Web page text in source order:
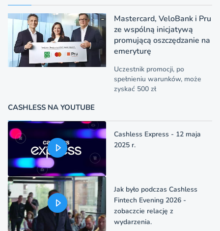
Mastercard, VeloBank i Pru
ze wspólną inicjatywą
promującą oszczędzanie na
emeryturę
Uczestnik promocji, po
spełnieniu warunków, może
zyskać 500 zł
CASHLESS NA YOUTUBE
Cashless Express - 12 maja
2025 r.
Jak było podczas Cashless
Fintech Evening 2026 -
zobaczcie relację z
wydarzenia.